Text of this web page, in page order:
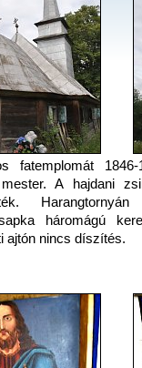
fatemplomát
A hajdani
háromágú
ajtón nincs díszítés.